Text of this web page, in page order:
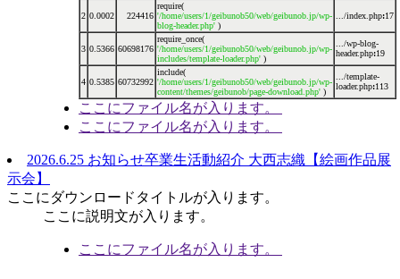
2 0.0002 224416
require(
'/home/users/1/geibunob50/web/geibunob.jp/wp-
blog-header.php' )
.../index.php:17
3 0.5366 60698176
require_once(
'/home/users/1/geibunob50/web/geibunob.jp/wp-
includes/template-loader.php' )
.../wp-blog-
header.php:19
4 0.5385 60732992
include(
'/home/users/1/geibunob50/web/geibunob.jp/wp-
content/themes/geibunob/page-download.php' )
.../template-
loader.php:113
ここにファイル名が入ります。
ここにファイル名が入ります。
2026.6.25 お知らせ卒業生活動紹介 大西志織【絵画作品展
示会】
ここにダウンロードタイトルが入ります。
ここに説明文が入ります。
ここにファイル名が入ります。